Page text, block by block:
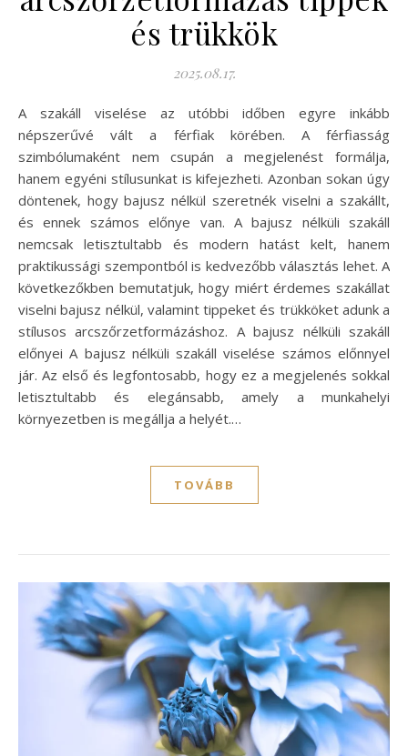
és trükkök
2025.08.17.
A szakáll viselése az utóbbi időben egyre inkább
népszerűvé vált a férfiak körében. A férfiasság
szimbólumaként nem csupán a megjelenést formálja,
hanem egyéni stílusunkat is kifejezheti. Azonban sokan úgy
döntenek, hogy bajusz nélkül szeretnék viselni a szakállt,
és ennek számos előnye van. A bajusz nélküli szakáll
nemcsak letisztultabb és modern hatást kelt, hanem
praktikussági szempontból is kedvezőbb választás lehet. A
következőkben bemutatjuk, hogy miért érdemes szakállat
viselni bajusz nélkül, valamint tippeket és trükköket adunk a
stílusos arcszőrzetformázáshoz. A bajusz nélküli szakáll
előnyei A bajusz nélküli szakáll viselése számos előnnyel
jár. Az első és legfontosabb, hogy ez a megjelenés sokkal
letisztultabb és elegánsabb, amely a munkahelyi
környezetben is megállja a helyét.…
TOVÁBB